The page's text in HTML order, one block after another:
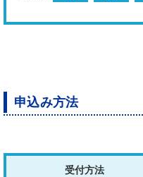
申込み方法
受付方法